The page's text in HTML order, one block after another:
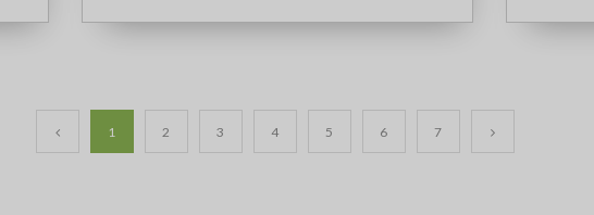
pracownikom i bogatemu parkowi maszyn całe
Rolki
1 2 3 4 5 6 7